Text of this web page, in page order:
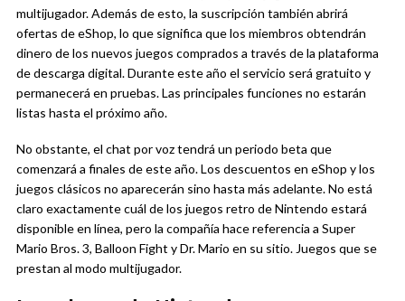
multijugador. Además de esto, la suscripción también abrirá
ofertas de eShop, lo que significa que los miembros obtendrán
dinero de los nuevos juegos comprados a través de la plataforma
de descarga digital. Durante este año el servicio será gratuito y
permanecerá en pruebas. Las principales funciones no estarán
listas hasta el próximo año.
No obstante, el chat por voz tendrá un periodo beta que
comenzará a finales de este año. Los descuentos en eShop y los
juegos clásicos no aparecerán sino hasta más adelante. No está
claro exactamente cuál de los juegos retro de Nintendo estará
disponible en línea, pero la compañía hace referencia a Super
Mario Bros. 3, Balloon Fight y Dr. Mario en su sitio. Juegos que se
prestan al modo multijugador.